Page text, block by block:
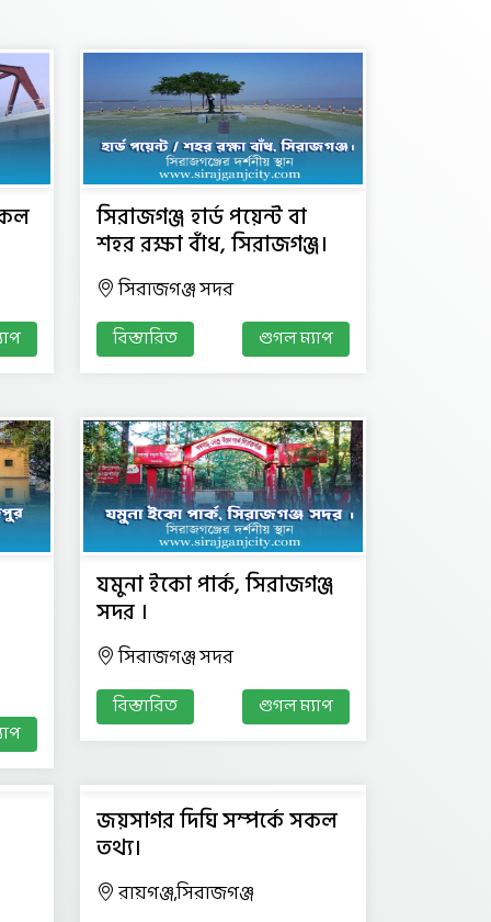
সিরাজগঞ্জ হার্ড পয়েন্ট বা
শহর রক্ষা বাঁধ, সিরাজগঞ্জ।
সিরাজগঞ্জ সদর
বিস্তারিত গুগল ম্যাপ
যমুনা ইকো পার্ক, সিরাজগঞ্জ
সদর ।
সিরাজগঞ্জ সদর
বিস্তারিত গুগল ম্যাপ
জয়সাগর দিঘি সম্পর্কে সকল
তথ্য।
রায়গঞ্জ,সিরাজগঞ্জ